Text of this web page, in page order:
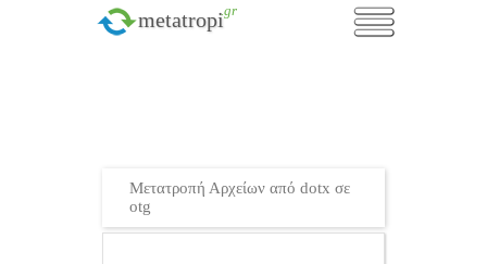
metatropi.gr
Μετατροπή Αρχείων από dotx σε
otg